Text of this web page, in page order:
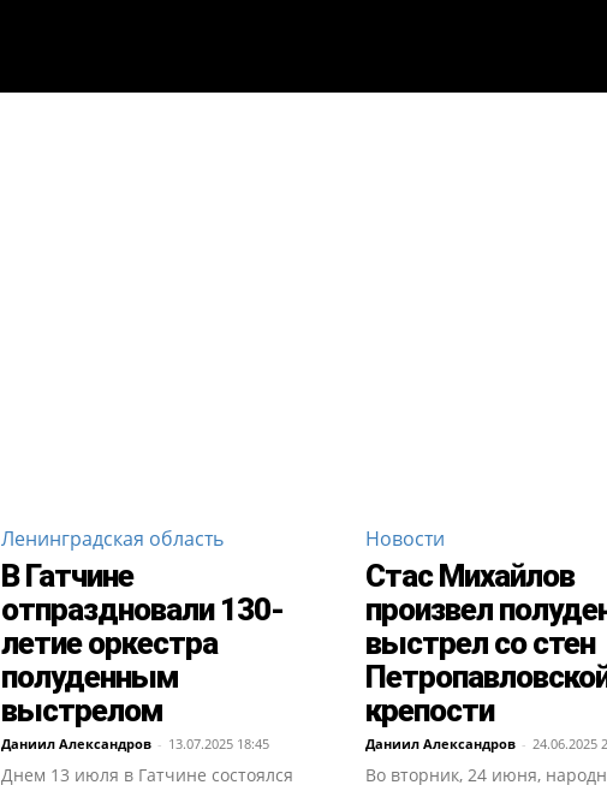
Ленинградская область
В Гатчине
отпраздновали 130-
летие оркестра
полуденным
выстрелом
Даниил Александров - 13.07.2025 18:45
Днем 13 июля в Гатчине состоялся
Новости
Стас Михайлов
произвел
выстрел со стен
крепости
Даниил Александров - 24.06.2025
Во вторник, 24 июня,